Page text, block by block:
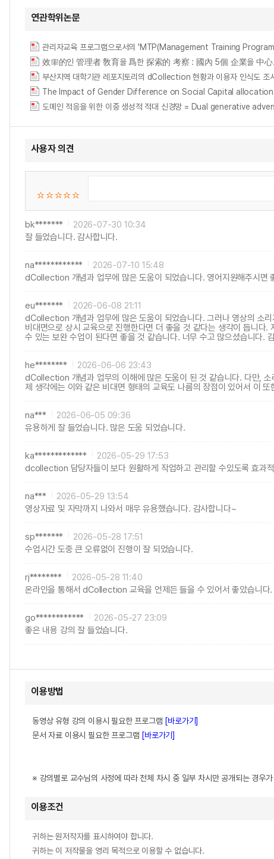
연관학위논문
效率的인 管理者 敎育을 爲한 探索的 考察 : 國內 5個 企業을 中心
부산지역 대학기관 레포지토리의 dCollection 현황과 이용자 인식도 조
The Impact of Gender Difference on Social Capital allocation
도메인 적응을 위한 이중 생성적 적대 신경망 = Dual generative
사용자 의견
bk*******
2026-07-30 10:34
잘 들었습니다. 감사합니다.
na************
2026-07-10 15:48
dCollection 개념과 업무에 많은 도움이 되었습니다. 영어지원해주시면
eu*******
2026-06-08 21:11
dCollection 개념과 업무에 많은 도움이 되었습니다. 그러나 영상의 소
비대면으로 상시 교육으로 진행한다면 더 좋을 것 같다는 생각이 듭니
수 있는 보완 수업이 된다면 좋을 것 같습니다. 너무 수고 많으셨습니다.
he********
2026-06-06 23:43
dCollection 개념과 업무의 이해에 많은 도움이 된 것 같습니다. 다만,
제 생각에는 이와 같은 비대면 형태의 교육도 나름의 장점이 있어서 이
na***
2026-06-05 09:36
유용하게 잘 들었습니다. 많은 도움 되었습니다.
ka*************
2026-05-29 17:53
dcollection 담당자들이 보다 원활하게 작업하고 관리할 수있도록 효과
na***
2026-05-29 13:54
영상자료 및 자막까지 나와서 매우 유용했습니다. 감사합니다~
sp*******
2026-05-28 17:51
수업시간 도중 큰 오류없이 진행이 잘 되었습니다.
rj********
2026-05-28 11:40
온라인을 통해서 dCollection 교육을 언제든 들을 수 있어서 좋았습니다.
go************
2026-05-27 23:09
좋은 내용 강의 잘 들었습니다.
이용방법
동영상 유형 강의 이용시 필요한 프로그램 [바로가기]
문서 자료 이용시 필요한 프로그램 [바로가기]
※ 강의별로 교수님의 사정에 따라 전체 차시 중 일부 차시만 공개되는 경우
이용조건
귀하는 원저작자를 표시하여야 합니다.
귀하는 이 저작물을 영리 목적으로 이용할 수 없습니다.